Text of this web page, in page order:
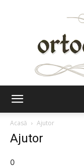
Acasă
Ajutor
Ajutor
0